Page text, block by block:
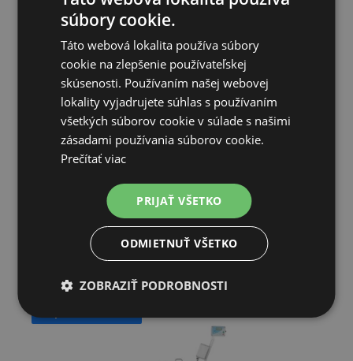
Plnička SGF 2 250-1000
2 TÝŽDNE OD OBJEDNANIA
PRIDAŤ DO KOŠÍKA
súbory cookie.
Táto webová lokalita používa súbory
cookie na zlepšenie používateľskej
skúsenosti. Používaním našej webovej
lokality vyjadrujete súhlas s používaním
všetkých súborov cookie v súlade s našimi
zásadami používania súborov cookie.
Prečítať viac
PRIJAŤ VŠETKO
ODMIETNUŤ VŠETKO
ZOBRAZIŤ PODROBNOSTI